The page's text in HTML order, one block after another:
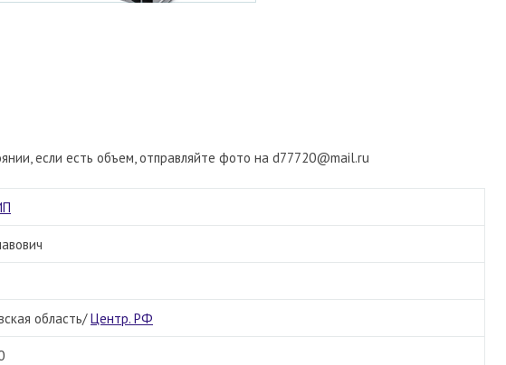
если есть объем, отправляйте фото на d77720@mail.ru
область/Центр. РФ